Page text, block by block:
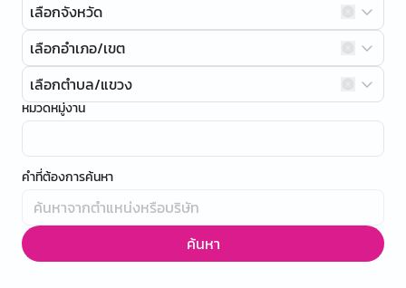
เลือกจังหวัด
เลือกอำเภอ/เขต
เลือกตำบล/แขวง
หมวดหมู่งาน
คำที่ต้องการค้นหา
ค้นหา